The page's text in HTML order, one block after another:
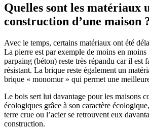
Quelles sont les matériaux
construction d’une maison
Avec le temps, certains matériaux ont été
La pierre est par exemple de moins en
parpaing (béton) reste très répandu car il est
résistant. La brique reste également un
brique « monomur » qui permet une
Le bois sert lui davantage pour les maisons
écologiques grâce à son caractère
terre crue ou l’acier se retrouvent eux
construction.